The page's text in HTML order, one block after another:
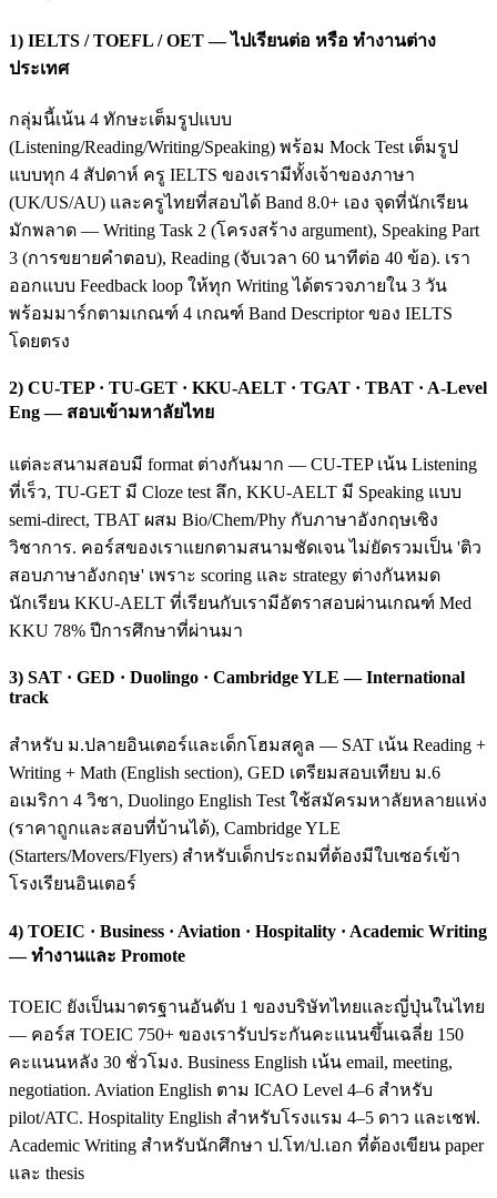
1) IELTS / TOEFL / OET — ไปเรียนต่อ หรือ ทำงานต่าง
ประเทศ
กลุ่มนี้เน้น 4 ทักษะเต็มรูปแบบ
(Listening/Reading/Writing/Speaking) พร้อม Mock Test เต็มรูป
แบบทุก 4 สัปดาห์ ครู IELTS ของเรามีทั้งเจ้าของภาษา
(UK/US/AU) และครูไทยที่สอบได้ Band 8.0+ เอง จุดที่นักเรียน
มักพลาด — Writing Task 2 (โครงสร้าง argument), Speaking Part
3 (การขยายคำตอบ), Reading (จับเวลา 60 นาทีต่อ 40 ข้อ). เรา
ออกแบบ Feedback loop ให้ทุก Writing ได้ตรวจภายใน 3 วัน
พร้อมมาร์กตามเกณฑ์ 4 เกณฑ์ Band Descriptor ของ IELTS
โดยตรง
2) CU-TEP · TU-GET · KKU-AELT · TGAT · TBAT · A-Level
Eng — สอบเข้ามหาลัยไทย
แต่ละสนามสอบมี format ต่างกันมาก — CU-TEP เน้น Listening
ที่เร็ว, TU-GET มี Cloze test ลึก, KKU-AELT มี Speaking แบบ
semi-direct, TBAT ผสม Bio/Chem/Phy กับภาษาอังกฤษเชิง
วิชาการ. คอร์สของเราแยกตามสนามชัดเจน ไม่ยัดรวมเป็น 'ติว
สอบภาษาอังกฤษ' เพราะ scoring และ strategy ต่างกันหมด
นักเรียน KKU-AELT ที่เรียนกับเรามีอัตราสอบผ่านเกณฑ์ Med
KKU 78% ปีการศึกษาที่ผ่านมา
3) SAT · GED · Duolingo · Cambridge YLE — International
track
สำหรับ ม.ปลายอินเตอร์และเด็กโฮมสคูล — SAT เน้น Reading +
Writing + Math (English section), GED เตรียมสอบเทียบ ม.6
อเมริกา 4 วิชา, Duolingo English Test ใช้สมัครมหาลัยหลายแห่ง
(ราคาถูกและสอบที่บ้านได้), Cambridge YLE
(Starters/Movers/Flyers) สำหรับเด็กประถมที่ต้องมีใบเซอร์เข้า
โรงเรียนอินเตอร์
4) TOEIC · Business · Aviation · Hospitality · Academic Writing
— ทำงานและ Promote
TOEIC ยังเป็นมาตรฐานอันดับ 1 ของบริษัทไทยและญี่ปุ่นในไทย
— คอร์ส TOEIC 750+ ของเรารับประกันคะแนนขึ้นเฉลี่ย 150
คะแนนหลัง 30 ชั่วโมง. Business English เน้น email, meeting,
negotiation. Aviation English ตาม ICAO Level 4–6 สำหรับ
pilot/ATC. Hospitality English สำหรับโรงแรม 4–5 ดาว และเชฟ.
Academic Writing สำหรับนักศึกษา ป.โท/ป.เอก ที่ต้องเขียน paper
และ thesis